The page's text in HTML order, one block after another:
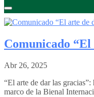
Comunicado
Abr 26, 2025
“El arte de dar las
marco de la Bienal